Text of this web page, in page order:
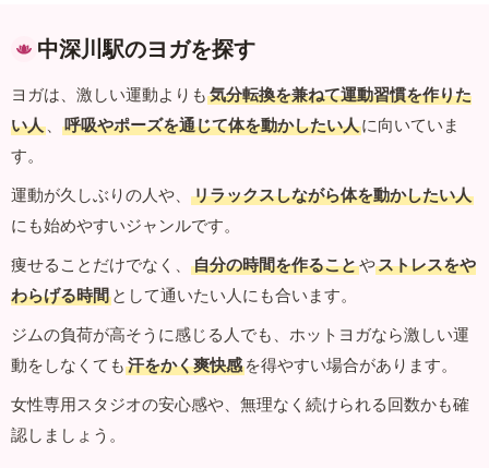
中深川駅のヨガを探す
ヨガは、激しい運動よりも 気分転換を兼ねて運動習慣を作りた
い人 、 呼吸やポーズを通じて体を動かしたい人に向いていま
す。
運動が久しぶりの人や、
リラックスしながら体を動かしたい人
にも始めやすいジャンルです。
痩せることだけでなく、
自分の時間を作ることやストレスをや
わらげる時間 として通いたい人にも合います。
ジムの負荷が高そうに感じる人でも、ホットヨガなら激しい運
動をしなくても 汗をかく爽快感 を得やすい場合があります。
女性専用スタジオの安心感や、無理なく続けられる回数かも確
認しましょう。